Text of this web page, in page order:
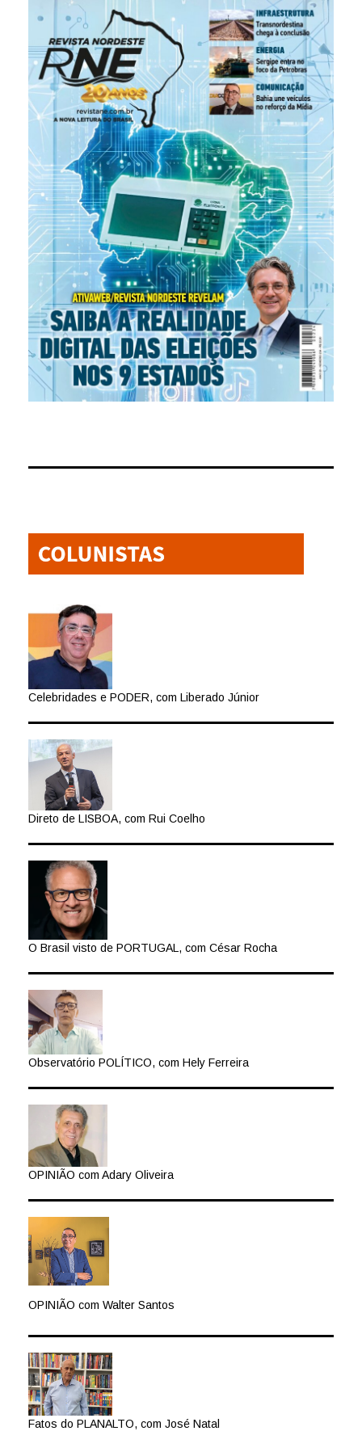
Celebridades e PODER, com Liberado Júnior
Direto de LISBOA, com Rui Coelho
O Brasil visto de PORTUGAL, com César Rocha
Observatório POLÍTICO, com Hely Ferreira
OPINIÃO com Adary Oliveira
OPINIÃO com Walter Santos
Fatos do PLANALTO, com José Natal